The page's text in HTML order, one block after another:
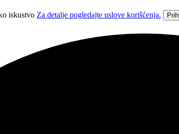
iskustvo Za detalje pogledajte uslove korišćenja.